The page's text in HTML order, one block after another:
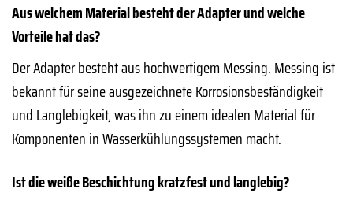
Aus welchem Material besteht der Adapter und welche
Vorteile hat das?
Der Adapter besteht aus hochwertigem Messing. Messing ist
bekannt für seine ausgezeichnete Korrosionsbeständigkeit
und Langlebigkeit, was ihn zu einem idealen Material für
Komponenten in Wasserkühlungssystemen macht.
Ist die weiße Beschichtung kratzfest und langlebig?